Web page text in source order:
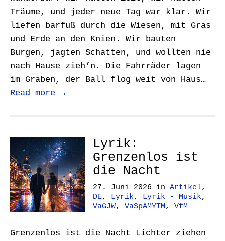
Träume, und jeder neue Tag war klar. Wir
liefen barfuß durch die Wiesen, mit Gras
und Erde an den Knien. Wir bauten
Burgen, jagten Schatten, und wollten nie
nach Hause zieh’n. Die Fahrräder lagen
im Graben, der Ball flog weit von Haus…
Read more →
Lyrik:
Grenzenlos ist
die Nacht
27. Juni 2026 in Artikel,
DE, Lyrik, Lyrik - Musik,
VaGJW, VaSpAMYTM, VfM
Grenzenlos ist die Nacht Lichter ziehen